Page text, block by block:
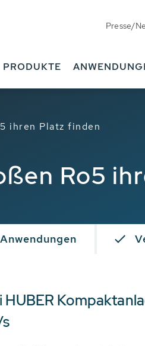
Presse/
PRODUKTE
ihren Platz finden
Ro5
Anwendungen